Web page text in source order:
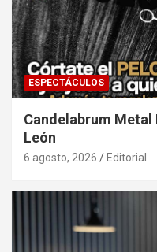
ESPECTÁCULOS
Candelabrum Metal
León
6 agosto, 2026 Editorial